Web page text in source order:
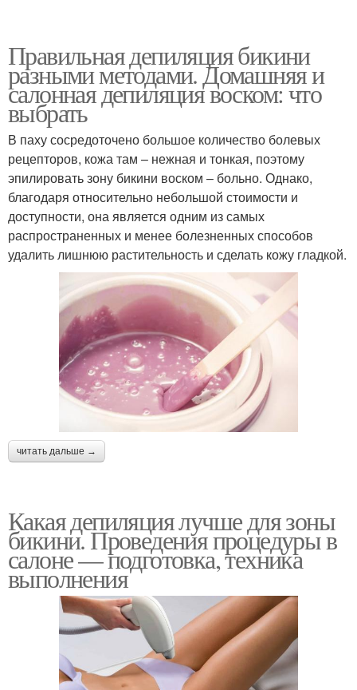
Правильная депиляция бикини
разными методами. Домашняя и
салонная депиляция воском: что
выбрать
В паху сосредоточено большое количество болевых
рецепторов, кожа там – нежная и тонкая, поэтому
эпилировать зону бикини воском – больно. Однако,
благодаря относительно небольшой стоимости и
доступности, она является одним из самых
распространенных и менее болезненных способов
удалить лишнюю растительность и сделать кожу гладкой.
читать дальше →
Какая депиляция лучше для зоны
бикини. Проведения процедуры в
салоне — подготовка, техника
выполнения